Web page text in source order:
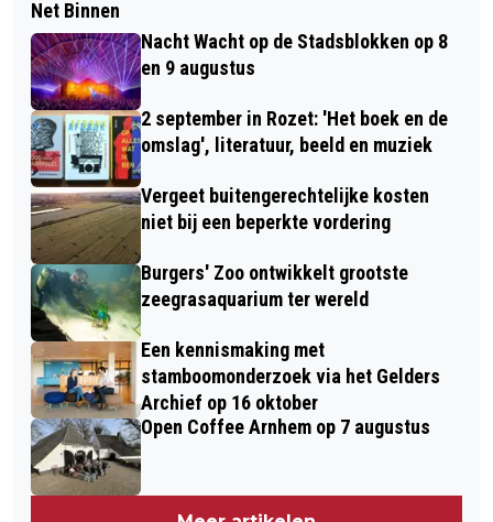
Net Binnen
Nacht Wacht op de Stadsblokken op 8
en 9 augustus
2 september in Rozet: 'Het boek en de
omslag', literatuur, beeld en muziek
Vergeet buitengerechtelijke kosten
niet bij een beperkte vordering
Burgers' Zoo ontwikkelt grootste
zeegrasaquarium ter wereld
Een kennismaking met
stamboomonderzoek via het Gelders
Archief op 16 oktober
Open Coffee Arnhem op 7 augustus